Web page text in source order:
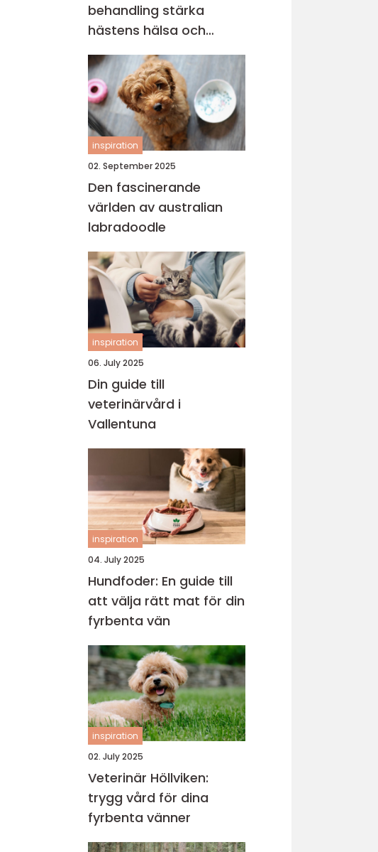
behandling stärka
hästens hälsa och
prestation
inspiration
02. September 2025
Den fascinerande
världen av australian
labradoodle
inspiration
06. July 2025
Din guide till
veterinärvård i
Vallentuna
inspiration
04. July 2025
Hundfoder: En guide till
att välja rätt mat för din
fyrbenta vän
inspiration
02. July 2025
Veterinär Höllviken:
trygg vård för dina
fyrbenta vänner